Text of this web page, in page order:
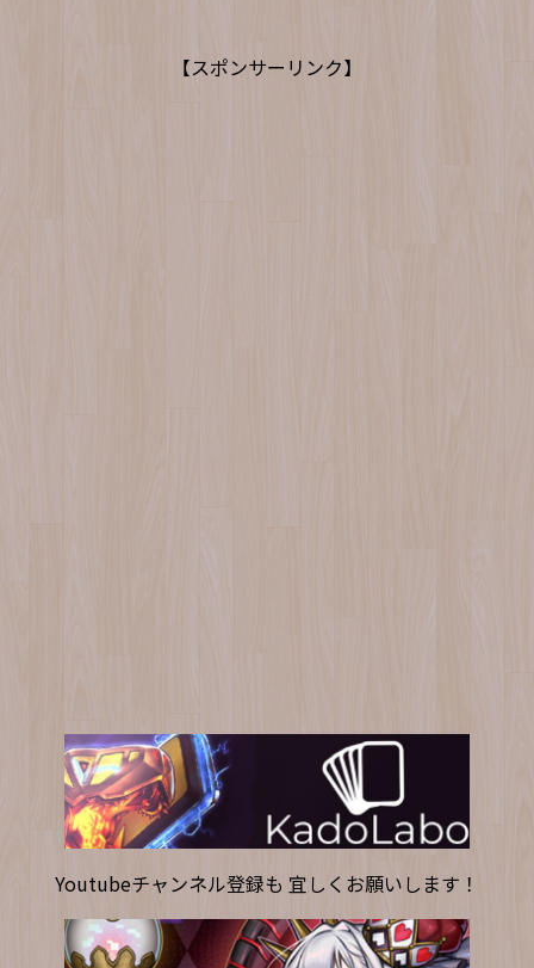
【スポンサーリンク】
Youtubeチャンネル登録も 宜しくお願いします！